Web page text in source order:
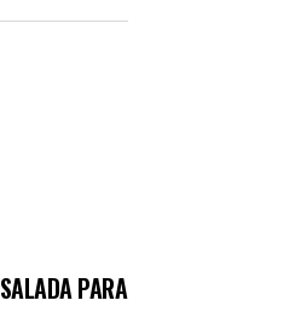
PARA